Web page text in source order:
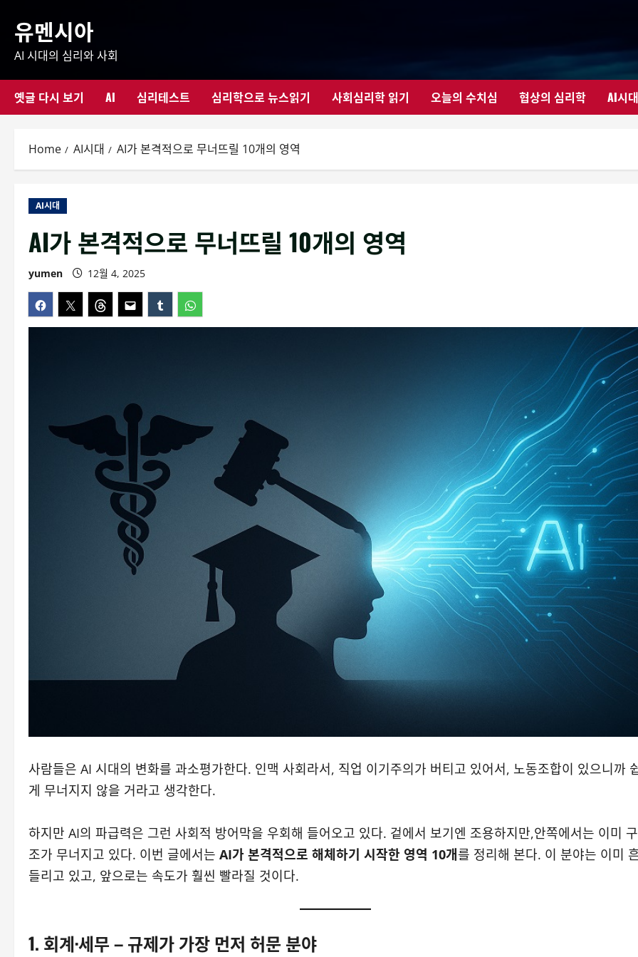
content
유멘시아
AI 시대의 심리와 사회
옛글 다시 보기 AI 심리테스트 심리학으로 뉴스읽기 사회심리학 읽기 오늘의 수치심 협상의 심리학 AI시대
Home AI시대 AI가 본격적으로 무너뜨릴 10개의 영역
AI시대
AI가 본격적으로 무너뜨릴 10개의 영역
yumen 12월 4, 2025
사람들은 AI 시대의 변화를 과소평가한다. 인맥 사회라서, 직업 이기주의가 버티고 있어서, 노동조합이 있으니까
게 무너지지 않을 거라고 생각한다.
하지만 AI의 파급력은 그런 사회적 방어막을 우회해 들어오고 있다. 겉에서 보기엔 조용하지만,안쪽에서는 이미 구
조가 무너지고 있다. 이번 글에서는 AI가 본격적으로 해체하기 시작한 영역 10개를 정리해 본다. 이 분야는 이미
들리고 있고, 앞으로는 속도가 훨씬 빨라질 것이다.
1. 회계·세무 – 규제가 가장 먼저 허문 분야